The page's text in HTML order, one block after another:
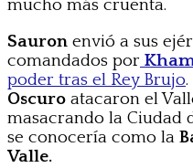
mucho más cruenta.
Sauron envió a sus
comandados por
poder tras el Rey Brujo
Oscuro atacaron el
masacrando la Ciudad
se conocería como la
Valle.